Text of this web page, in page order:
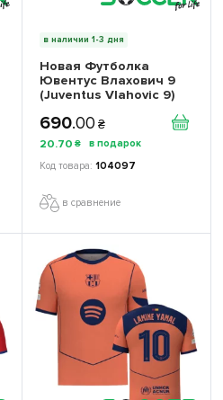
в наличии 1-3 дня
Новая Футболка
Ювентус Влахович 9
(Juventus Vlahovic 9)
повседневная
16259010 цвет: белый
690.00 ₴
20.70 ₴
104097
в сравнение